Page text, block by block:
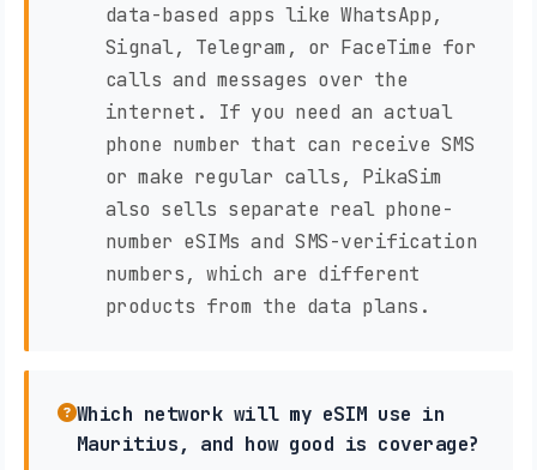
data-based apps like WhatsApp,
Signal, Telegram, or FaceTime for
calls and messages over the
internet. If you need an actual
phone number that can receive SMS
or make regular calls, PikaSim
also sells separate real phone-
number eSIMs and SMS-verification
numbers, which are different
products from the data plans.
Which network will my eSIM use in
Mauritius, and how good is coverage?